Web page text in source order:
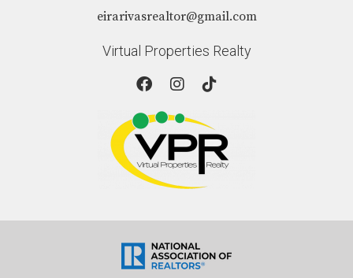
ofrecen mayor flexibilidad sino también procesos
más accesibles que pueden adaptarse mejor a tus
encontrar la solución adecuada para ti; recuerda
siempre investigar bien antes de tomar una decisión
financiera importante. Si necesitas asesoría
personalizada en este camino hacia el
financiamiento adecuado, no dudes en contactar a
eirarivasrealtor@gmail.com
Virtual Properties Realty